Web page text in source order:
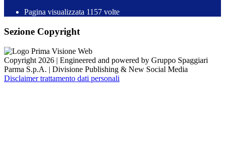
Pagina visualizzata 1157 volte
Sezione Copyright
Copyright 2026 | Engineered and powered by Gruppo Spaggiari
Parma S.p.A. | Divisione Publishing & New Social Media
Disclaimer trattamento dati personali